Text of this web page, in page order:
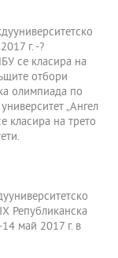
г. -­?
се класира на
отбори
олимпиада по
„Ангел
класира на трето
Републиканска
май 2017 г. в